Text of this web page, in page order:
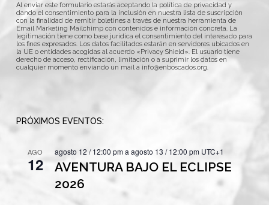
Al enviar este formulario estarás aceptando la política de privacidad y
dando el consentimiento para la inclusión en nuestra lista de suscripción
con la finalidad de remitir boletines a través de nuestra herramienta de
Email Marketing Mailchimp con contenidos e información concreta. La
legitimación tiene como base jurídica el consentimiento del interesado para
los fines expresados. Los datos facilitados estarán en servidores ubicados en
la UE o entidades acogidas al acuerdo «Privacy Shield». El usuario tiene
derecho de acceso, rectificación, limitación o a suprimir los datos en
cualquier momento enviando un mail a info@enboscados.org.
PRÓXIMOS EVENTOS:
AGO
12
agosto 12 / 12:00 pma agosto 13 / 12:00 pm UTC+1
AVENTURA BAJO EL ECLIPSE
2026